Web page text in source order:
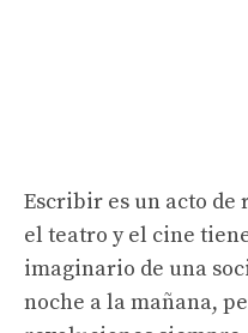
Escribir es un acto
el teatro y el cine
imaginario de una
noche a la mañana,